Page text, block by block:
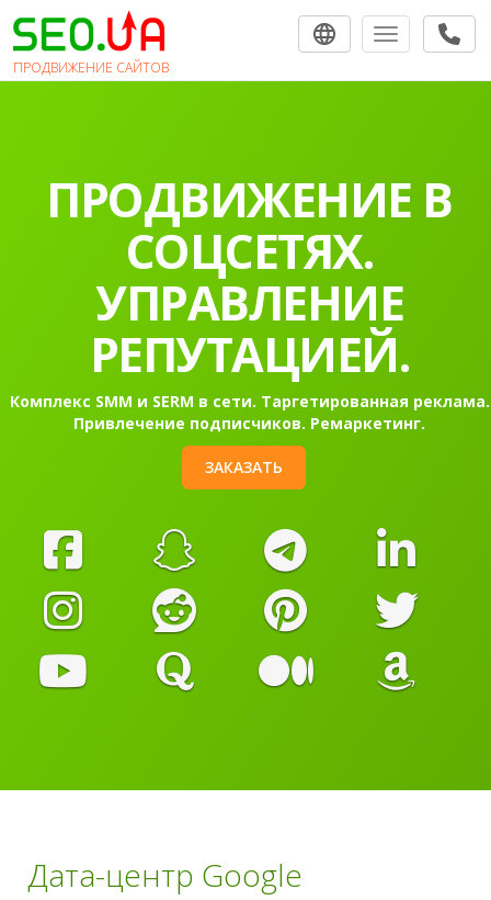
ПРОДВИЖЕНИЕ САЙТОВ
Toggle
ПРОДВИЖЕНИЕ В
СОЦСЕТЯХ.
УПРАВЛЕНИЕ
РЕПУТАЦИЕЙ.
Комплекс SMM и SERM в сети. Таргетированная реклама.
Привлечение подписчиков. Ремаркетинг.
ЗАКАЗАТЬ
Дата-центр Google